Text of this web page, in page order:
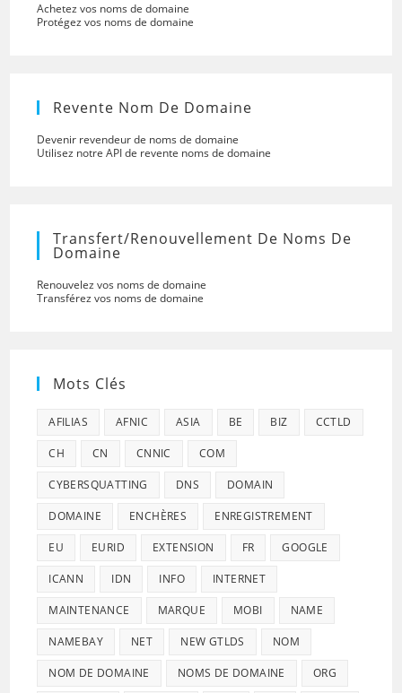
Achetez vos noms de domaine
Protégez vos noms de domaine
Revente Nom De Domaine
Devenir revendeur de noms de domaine
Utilisez notre API de revente noms de domaine
Transfert/renouvellement De Noms De
Domaine
Renouvelez vos noms de domaine
Transférez vos noms de domaine
Mots Clés
AFILIAS AFNIC ASIA BE BIZ CCTLD
CH CN CNNIC COM
CYBERSQUATTING DNS DOMAIN
DOMAINE ENCHÈRES ENREGISTREMENT
EU EURID EXTENSION FR GOOGLE
ICANN IDN INFO INTERNET
MAINTENANCE MARQUE MOBI NAME
NAMEBAY NET NEW GTLDS NOM
NOM DE DOMAINE NOMS DE DOMAINE ORG